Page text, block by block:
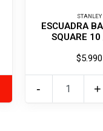
STANLEY
ESCUADRA
SQUARE
$5.990
+
-